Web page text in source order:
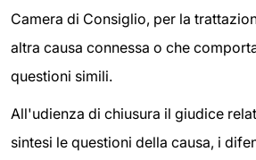
Camera di Consiglio, per la
altra causa connessa o che
questioni simili.
All'udienza di chiusura il giudice
sintesi le questioni della causa, i